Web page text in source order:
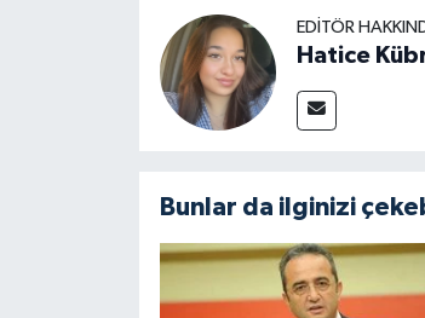
EDITÖR
Hatice
Bunlar da ilginizi